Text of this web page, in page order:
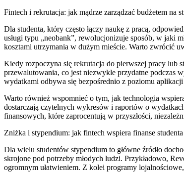
Fintech i rekrutacja: jak mądrze zarządzać budżetem na
Dla studenta, który często łączy naukę z pracą,
usługi typu „neobank”, rewolucjonizuje sposób, w jaki
kosztami utrzymania w dużym mieście. Warto zwrócić
Kiedy rozpoczyna się rekrutacja do pierwszej pracy lub
przewalutowania, co jest niezwykle przydatne podczas
wydatkami odbywa się bezpośrednio z poziomu
Warto również wspomnieć o tym, jak technologia
dostarczają czytelnych wykresów i raportów o
finansowych, które zaprocentują w przyszłości,
Zniżka i stypendium: jak fintech wspiera finanse studenta
Dla wielu studentów stypendium to główne źródło
skrojone pod potrzeby młodych ludzi. Przykładowo,
ogromnym ułatwieniem. Z kolei programy